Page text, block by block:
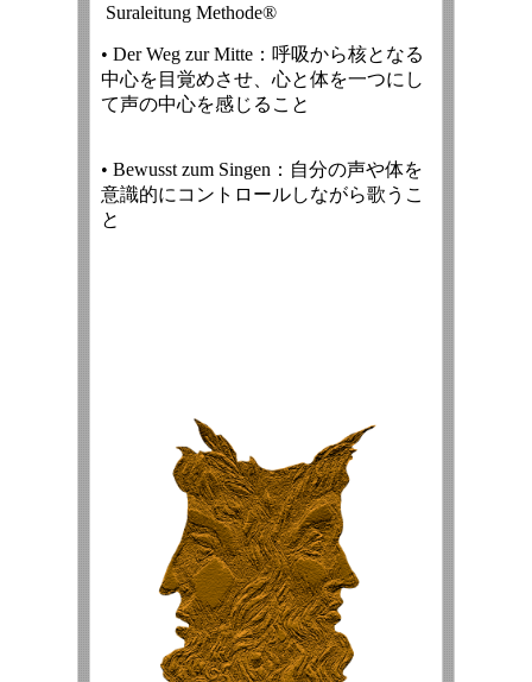
Suraleitung Methode®
• Der Weg zur Mitte：呼吸から核となる
中心を目覚めさせ、心と体を一つにし
て声の中心を感じること
• Bewusst zum Singen：自分の声や体を
意識的にコントロールしながら歌うこ
と